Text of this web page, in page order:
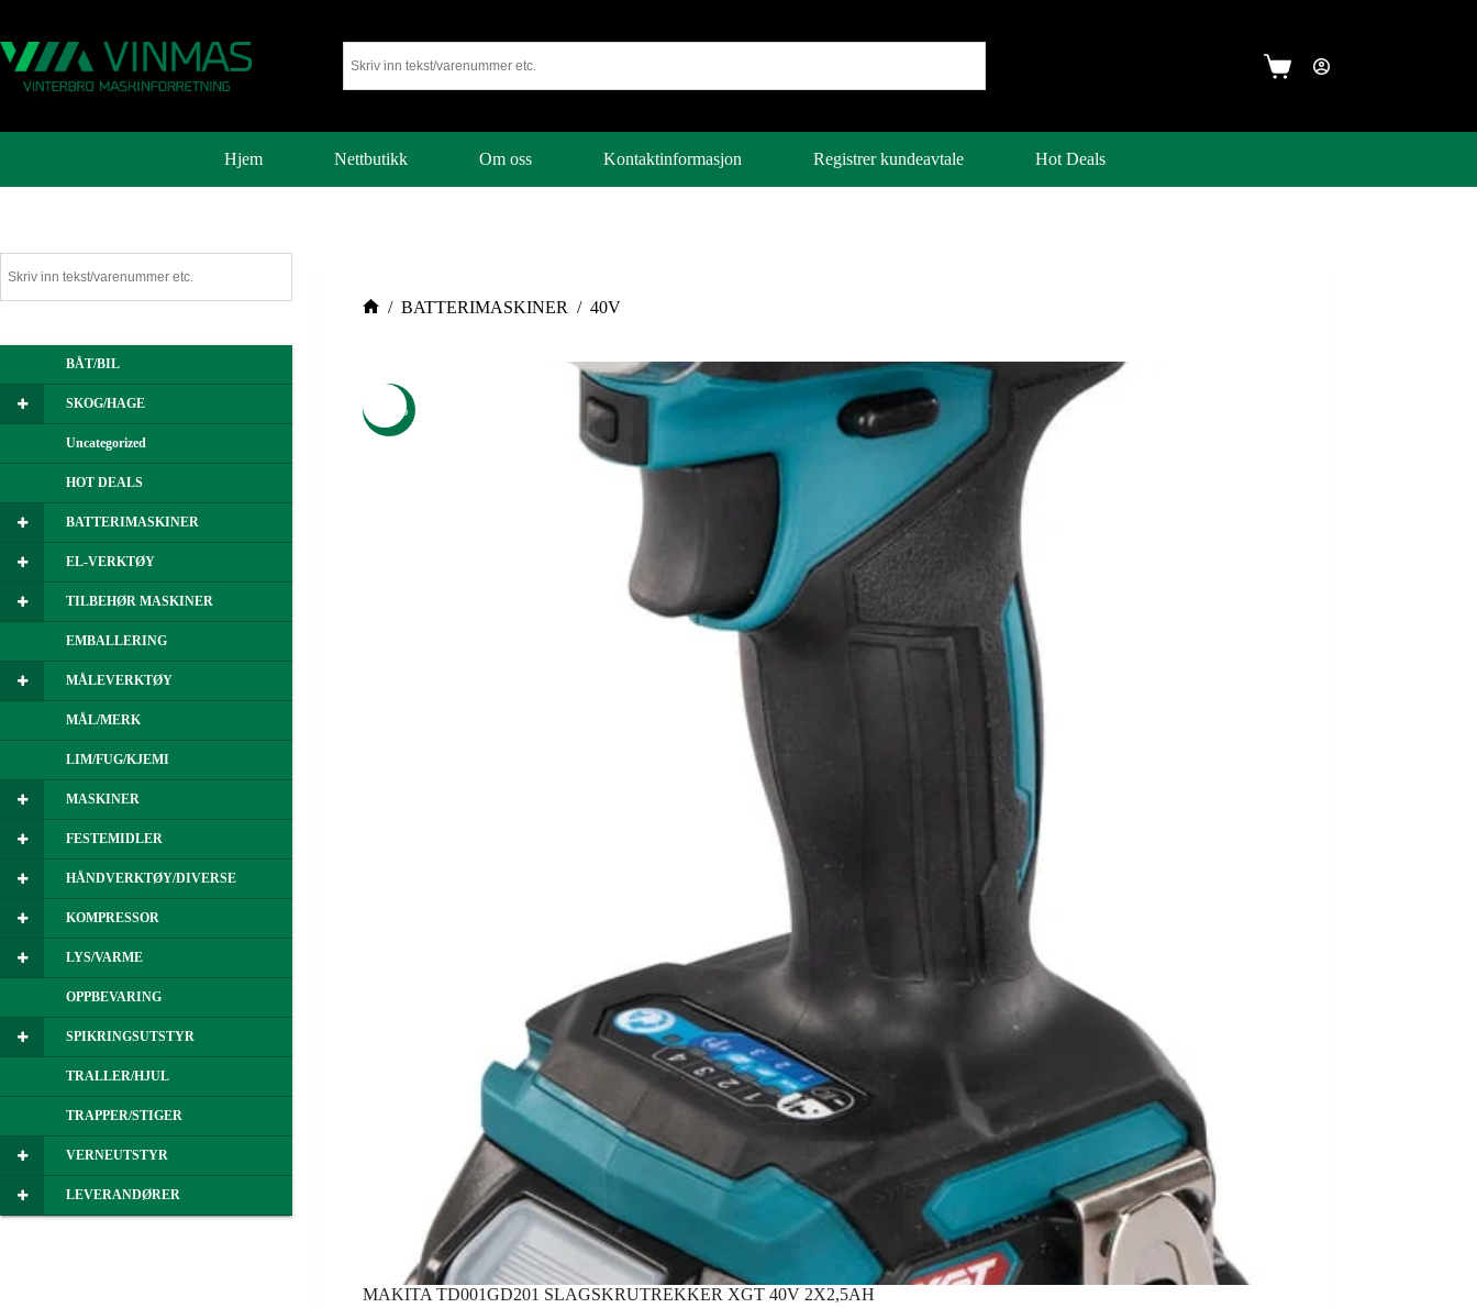
Hjem Nettbutikk Om oss Kontaktinformasjon Registrer kundeavtale Hot Deals
/ BATTERIMASKINER / 40V
-16%
MAKITA TD001GD201 SLAGSKRUTREKKER XGT 40V 2X2,5AH
BÅT/BIL
SKOG/HAGE
Uncategorized
HOT DEALS
BATTERIMASKINER
EL-VERKTØY
TILBEHØR MASKINER
EMBALLERING
MÅLEVERKTØY
MÅL/MERK
LIM/FUG/KJEMI
MASKINER
FESTEMIDLER
HÅNDVERKTØY/DIVERSE
KOMPRESSOR
LYS/VARME
OPPBEVARING
SPIKRINGSUTSTYR
TRALLER/HJUL
TRAPPER/STIGER
VERNEUTSTYR
LEVERANDØRER